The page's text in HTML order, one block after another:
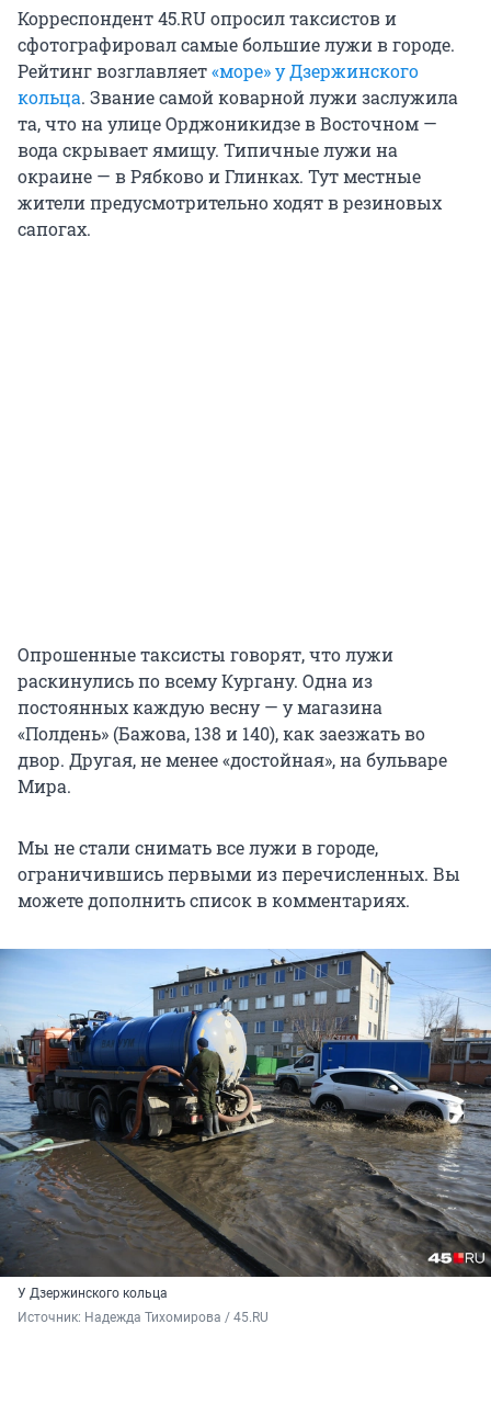
Корреспондент 45.RU опросил таксистов и
сфотографировал самые большие лужи в городе.
Рейтинг возглавляет«море» у Дзержинского
кольца. Звание самой коварной лужи заслужила
та, что на улице Орджоникидзе в Восточном —
вода скрывает ямищу. Типичные лужи на
окраине — в Рябково и Глинках. Тут местные
жители предусмотрительно ходят в резиновых
сапогах.
Опрошенные таксисты говорят, что лужи
раскинулись по всему Кургану. Одна из
постоянных каждую весну — у магазина
«Полдень» (Бажова, 138 и 140), как заезжать во
двор. Другая, не менее «достойная», на бульваре
Мира.
Мы не стали снимать все лужи в городе,
ограничившись первыми из перечисленных. Вы
можете дополнить список в комментариях.
У Дзержинского кольца
Источник: Надежда Тихомирова / 45.RU